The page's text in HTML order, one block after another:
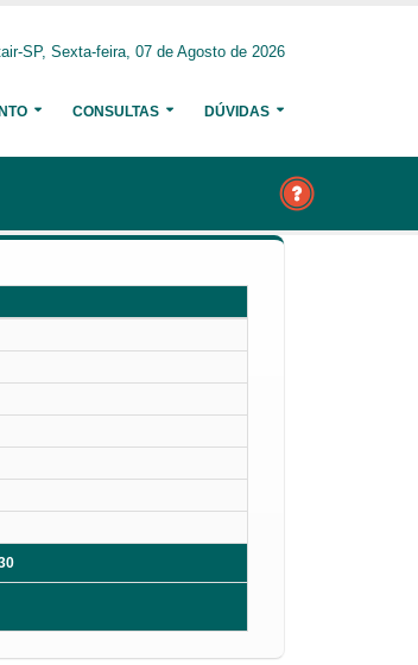
SP, Sexta-feira, 07 de Agosto de 2026
CONSULTAS DÚVIDAS